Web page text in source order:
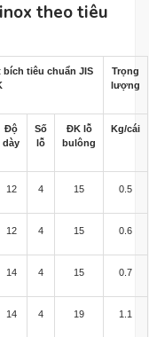
theo tiêu
tiêu chuẩn JIS
Trọng
lượng
Độ
dày
Số
lỗ
ĐK lỗ
bulông
Kg/cái
12 4 15 0.5
12 4 15 0.6
14 4 15 0.7
14 4 19 1.1